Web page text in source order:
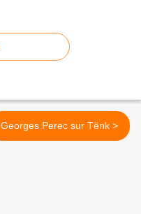
Georges Perec sur Tënk >